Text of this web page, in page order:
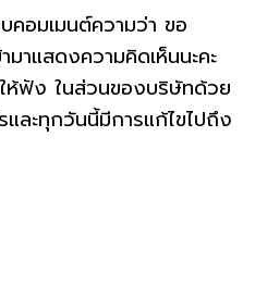
คอมเมนต์ความว่า ขอ
าแสดงความคิดเห็นนะคะ
ห้ฟัง ในส่วนของบริษัทด้วย
ละทุกวันนี้มีการแก้ไขไปถึง